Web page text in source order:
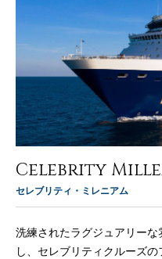
Celebrity
セレブリティ・ミレニアム
洗練されたラグジュアリー
し、セレブリティクルーズ